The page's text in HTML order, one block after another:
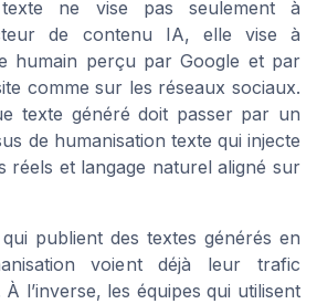
texte ne vise pas seulement à
de contenu IA, elle vise à
humain perçu par Google et par
comme sur les réseaux sociaux.
texte généré doit passer par un
de humanisation texte qui injecte
réels et langage naturel aligné sur
publient des textes générés en
voient déjà leur trafic
À l’inverse, les équipes qui utilisent